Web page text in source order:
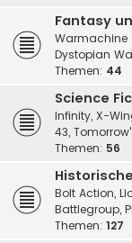
Fantasy
Warmachine
Dystopian
Themen: 44
Science
Infinity, X-
43,
Themen: 56
Bolt Action,
Battlegroup,
Themen: 127